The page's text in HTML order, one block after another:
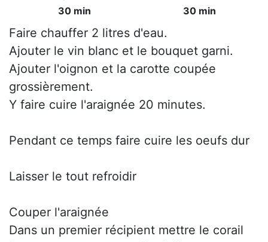
30 min
30 min
Faire chauffer 2 litres d'eau.
Ajouter le vin blanc et le bouquet garni.
Ajouter l'oignon et la carotte coupée
grossièrement.
Y faire cuire l'araignée 20 minutes.
Pendant ce temps faire cuire les oeufs dur
Laisser le tout refroidir
Couper l'araignée
Dans un premier récipient mettre le corail